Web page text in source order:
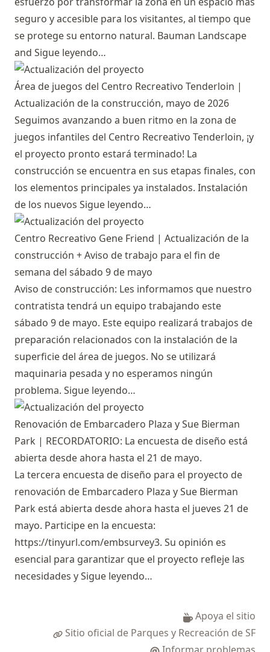
seguro y accesible para los visitantes, al tiempo que
se protege su entorno natural. Bauman Landscape
and Sigue leyendo…
Área de juegos del Centro Recreativo Tenderloin |
Actualización de la construcción, mayo de 2026
Seguimos avanzando a buen ritmo en la zona de
juegos infantiles del Centro Recreativo Tenderloin, ¡y
el proyecto pronto estará terminado! La
construcción se encuentra en sus etapas finales, con
los elementos principales ya instalados. Instalación
de los nuevos Sigue leyendo…
Centro Recreativo Gene Friend | Actualización de la
construcción + Aviso de trabajo para el fin de
semana del sábado 9 de mayo
Aviso de construcción: Les informamos que nuestro
contratista tendrá un equipo trabajando este
sábado 9 de mayo. Este equipo realizará trabajos de
preparación relacionados con la instalación de la
superficie del área de juegos. No se utilizará
maquinaria pesada y no esperamos ningún
problema. Sigue leyendo…
Renovación de Embarcadero Plaza y Sue Bierman
Park | RECORDATORIO: La encuesta de diseño está
abierta desde ahora hasta el 21 de mayo.
La tercera encuesta de diseño para el proyecto de
renovación de Embarcadero Plaza y Sue Bierman
Park está abierta desde ahora hasta el jueves 21 de
mayo. Participe en la encuesta:
https://tinyurl.com/embsurvey3. Su opinión es
esencial para garantizar que el proyecto refleje las
necesidades ySigue leyendo…
Apoya el sitio
Sitio oficial de Parques y Recreación de SF